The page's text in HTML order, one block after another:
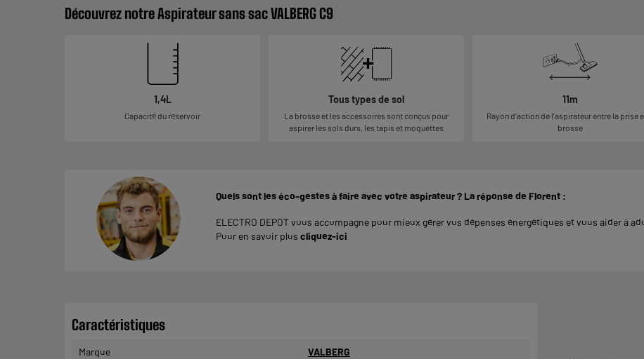
Découvrez notre Aspirateur sans sac VALBERG C9
1,4L
Capacité du réservoir
Tous types de sol
La brosse et les accessoires sont conçus pour
aspirer les sols durs, les tapis et moquettes
11m
Rayon d’action de l’aspirateur entre la prise
brosse
Quels sont les éco-gestes à faire avec votre aspirateur ? La réponse de Florent :
ELECTRO DEPOT vous accompagne pour mieux gérer vos dépenses énergétiques et vous aider à
Pour en savoir plus cliquez-ici
Caractéristiques
Marque VALBERG